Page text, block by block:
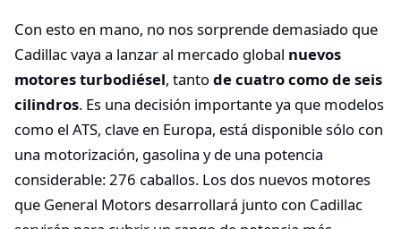
Con esto en mano, no nos sorprende demasiado que
Cadillac vaya a lanzar al mercado global nuevos
motores turbodiésel, tantode cuatro como de seis
cilindros. Es una decisión importante ya que modelos
como el ATS, clave en Europa, está disponible sólo con
una motorización, gasolina y de una potencia
considerable: 276 caballos. Los dos nuevos motores
que General Motors desarrollará junto con Cadillac